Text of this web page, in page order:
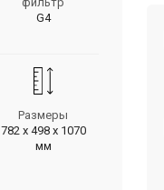
G4
Размеры
782 х 498 х 1070
мм